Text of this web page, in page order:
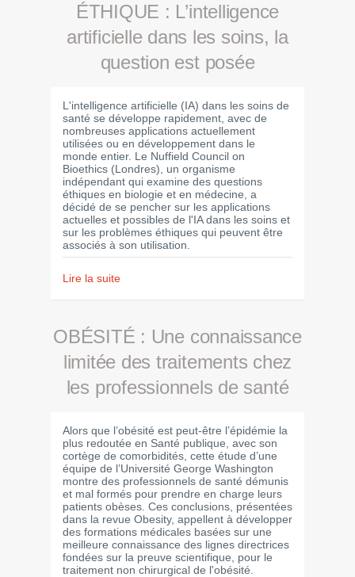
ÉTHIQUE : L’intelligence
artificielle dans les soins, la
question est posée
L'intelligence artificielle (IA) dans les soins de
santé se développe rapidement, avec de
nombreuses applications actuellement
utilisées ou en développement dans le
monde entier. Le Nuffield Council on
Bioethics (Londres), un organisme
indépendant qui examine des questions
éthiques en biologie et en médecine, a
décidé de se pencher sur les applications
actuelles et possibles de l'IA dans les soins et
sur les problèmes éthiques qui peuvent être
associés à son utilisation.
Lire la suite
OBÉSITÉ : Une connaissance
limitée des traitements chez
les professionnels de santé
Alors que l’obésité est peut-être l’épidémie la
plus redoutée en Santé publique, avec son
cortège de comorbidités, cette étude d’une
équipe de l’Université George Washington
montre des professionnels de santé démunis
et mal formés pour prendre en charge leurs
patients obèses. Ces conclusions, présentées
dans la revue Obesity, appellent à développer
des formations médicales basées sur une
meilleure connaissance des lignes directrices
fondées sur la preuve scientifique, pour le
traitement non chirurgical de l'obésité.